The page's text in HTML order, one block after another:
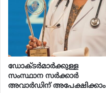
ഡോക്ടർമാർക്കുള്ള
സംസ്ഥാന സർക്കാർ
അവാർഡിന് അപേക്ഷിക്കാം